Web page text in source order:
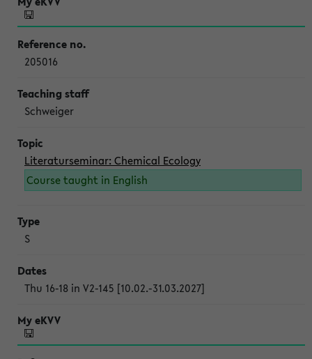
205016
Schweiger
Literaturseminar: Chemical Ecology
Course taught in English
S
Thu 16-18 in V2-145 [10.02.-31.03.2027]